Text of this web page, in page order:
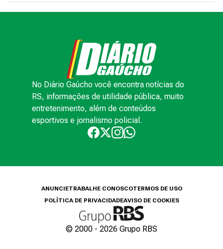
No Diário Gaúcho você encontra notícias do
RS, informações de utilidade pública, muito
entretenimento, além de conteúdos
esportivos e jornalismo policial.
ANUNCIETRABALHE CONOSCOTERMOS DE USO
POLÍTICA DE PRIVACIDADEAVISO DE COOKIES
© 2000 - 2026 Grupo RBS